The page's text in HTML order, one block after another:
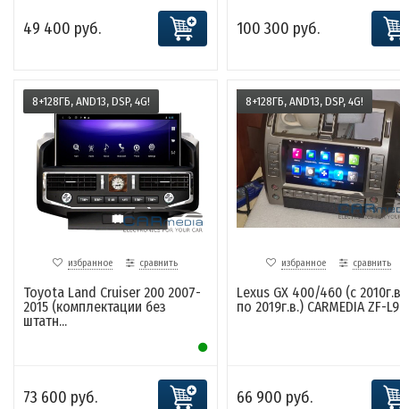
49 400 руб. 100 300 руб.
8+128ГБ, AND13, DSP, 4G!
избранное сравнить
Toyota Land Cruiser 200 2007-
2015 (комплектации без
штатн...
73 600 руб.
8+128ГБ, AND13, DSP, 4G!
избранное сравнить
Lexus GX 400/460 (с
по 2019г.в.) CARMEDIA ZF-
66 900 руб.